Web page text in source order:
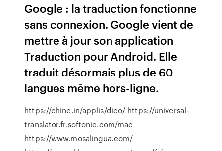
Google : la traduction fonctionne
sans connexion. Google vient de
mettre à jour son application
Traduction pour Android. Elle
traduit désormais plus de 60
langues même hors-ligne.
https://chine.in/applis/dico/ https://universal-
translator.fr.softonic.com/mac
https://www.mosalingua.com/